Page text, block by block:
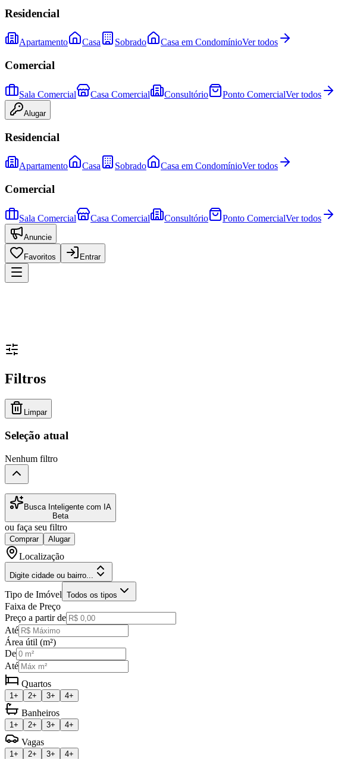
Residencial
Apartamento Casa Sobrado Casa em CondomínioVer todos
Comercial
Sala Comercial Casa Comercial Consultório Ponto ComercialVer todos
Alugar
Residencial
Apartamento Casa Sobrado Casa em CondomínioVer todos
Comercial
Sala Comercial Casa Comercial Consultório Ponto ComercialVer todos
Anuncie
Favoritos Entrar
Filtros
Limpar
Seleção atual
Nenhum filtro
Busca Inteligente com IA
Beta
ou faça seu filtro
Comprar Alugar
Localização
Digite cidade ou bairro...
Tipo de Imóvel Todos os tipos
Faixa de Preço
Preço a partir de
Até
Área útil (m²)
De
Até
Quartos
1+ 2+ 3+ 4+
Banheiros
1+ 2+ 3+ 4+
Vagas
1+ 2+ 3+ 4+